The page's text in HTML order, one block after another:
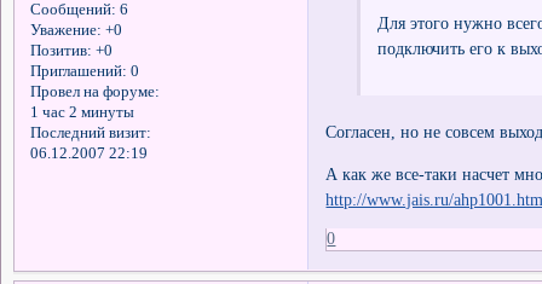
Сообщений: 6
Уважение: +0
Позитив: +0
Приглашений: 0
Провел на форуме:
1 час 2 минуты
Последний визит:
06.12.2007 22:19
Для этого нужно
подключить его к
Согласен, но не совсем
А как же все-таки насчет
http://www.jais.ru/
0